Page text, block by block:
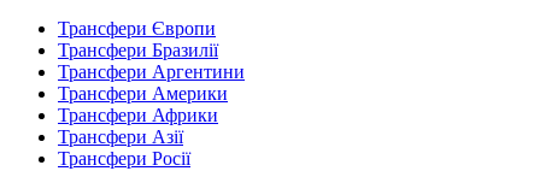
Трансфери Європи
Трансфери Бразилії
Трансфери Аргентини
Трансфери Америки
Трансфери Африки
Трансфери Азії
Трансфери Росії